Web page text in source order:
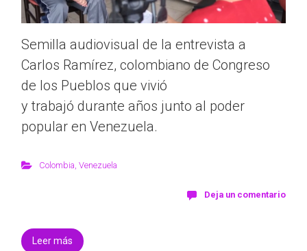
Semilla audiovisual de la entrevista a
Carlos Ramírez, colombiano de Congreso
de los Pueblos que vivió
y trabajó durante años junto al poder
popular en Venezuela.
Colombia Venezuela
Deja un comentario
Leer más